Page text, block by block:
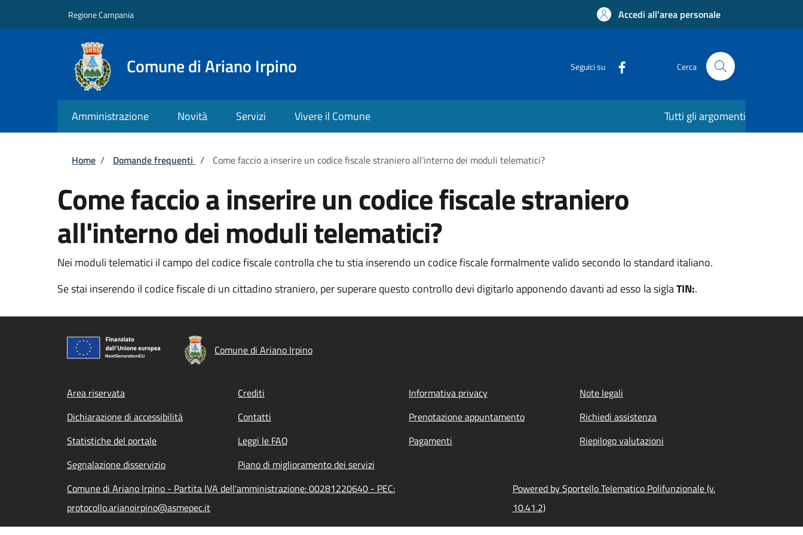
Regione Campania Accedi all'area personale
Comune di Ariano Irpino Seguici su Cerca
Amministrazione Novità Servizi Vivere il Comune Tutti gli argomenti
Briciole di pane
Home / Domande frequenti / Come faccio a inserire un codice fiscale straniero all'interno dei moduli telematici?
Come faccio a inserire un codice fiscale straniero
all'interno dei moduli telematici?
Nei moduli telematici il campo del codice fiscale controlla che tu stia inserendo un codice fiscale formalmente valido secondo lo standard italiano.
Se stai inserendo il codice fiscale di un cittadino straniero, per superare questo controllo devi digitarlo apponendo davanti ad esso la siglaTIN:.
Comune di Ariano Irpino
Footer menu
Area riservata Crediti Informativa privacy
Note legali
Dichiarazione di accessibilità
Contatti Prenotazione appuntamento
Richiedi assistenza
Statistiche del portale
Leggi le FAQ Pagamenti
Riepilogo valutazioni
Segnalazione disservizio
Piano di miglioramento dei servizi
Comune di Ariano Irpino - Partita IVA dell'amministrazione: 00281220640 - PEC:
protocollo.arianoirpino@asmepec.it
Powered by Sportello Telematico Polifunzionale (v.
10.41.2)